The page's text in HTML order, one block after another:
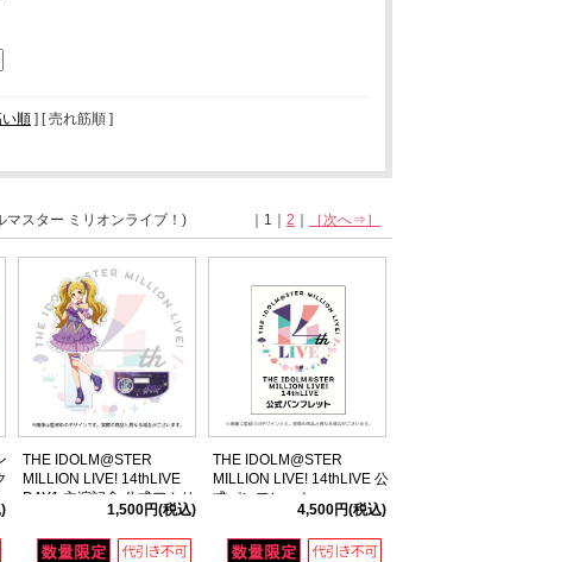
順 ] [ 売れ筋順 ]
｜1｜ 2 ［次へ⇒］
マスター ミリオンライブ！)
THE IDOLM@STER
MILLION LIVE! 14thLIVE
DAY1 主演記念 公式アクリ
ルスタンド 【エミリー スチ
ュアート】
1,500円(税込)
THE IDOLM@STER
MILLION LIVE! 14thLIVE 公
式パンフレット
4,500円(税込)